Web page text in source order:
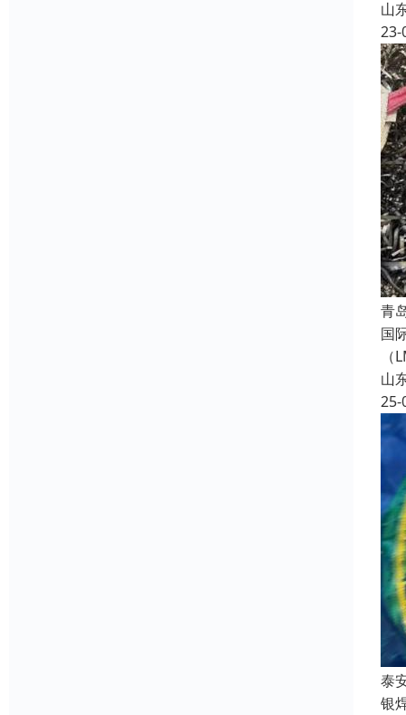
山
23-
青
国
山
25-
泰
银